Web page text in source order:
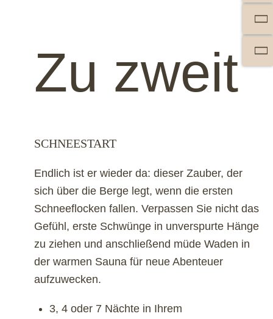
Zu zweit
SCHNEESTART
Endlich ist er wieder da: dieser Zauber, der
sich über die Berge legt, wenn die ersten
Schneeflocken fallen. Verpassen Sie nicht das
Gefühl, erste Schwünge in unverspurte Hänge
zu ziehen und anschließend müde Waden in
der warmen Sauna für neue Abenteuer
aufzuwecken.
3, 4 oder 7 Nächte in Ihrem